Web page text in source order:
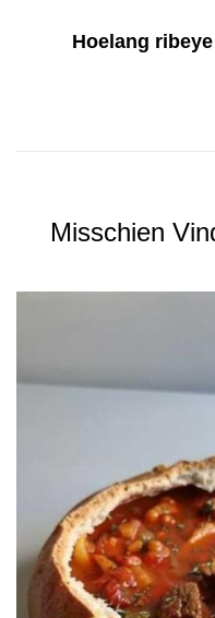
Hoelang
Misschien